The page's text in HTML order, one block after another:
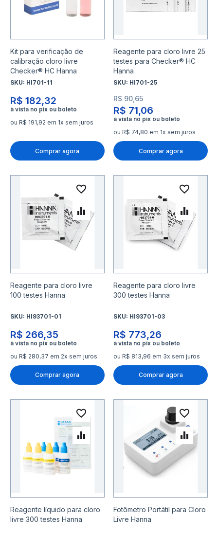
Kit para verificação de
calibração cloro livre
Checker® HC Hanna
SKU: HI701-11
R$ 182,32
ou R$ 191,92 em 1x sem juros
Comprar agora
Reagente para cloro livre 25
testes para Checker® HC
Hanna
SKU: HI701-25
R$ 71,06
R$ 90,65
ou R$ 74,80 em 1x sem juros
Comprar agora
Reagente para cloro livre
100 testes Hanna
SKU: HI93701-01
R$ 266,35
ou R$ 280,37 em 2x sem juros
Comprar agora
Adicionar à lista de
Adicionar para Comparar
Reagente para cloro livre
300 testes Hanna
SKU: HI93701-03
R$ 773,26
ou R$ 813,96 em 3x sem juros
Comprar agora
Reagente líquido para cloro
livre 300 testes Hanna
Adicionar à lista de
Adicionar para Comparar
Fotômetro Portátil para Cloro
Livre Hanna